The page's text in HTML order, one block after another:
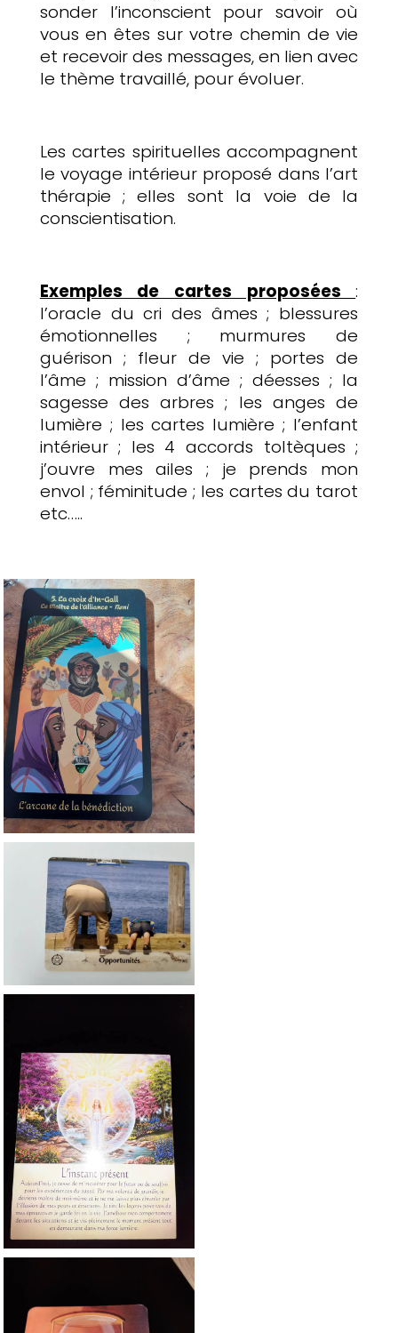
sonder l’inconscient pour savoir où
vous en êtes sur votre chemin de vie
et recevoir des messages, en lien avec
le thème travaillé, pour évoluer.
Les cartes spirituelles accompagnent
le voyage intérieur proposé dans l’art
thérapie ; elles sont la voie de la
conscientisation.
Exemples de cartes proposées:
l’oracle du cri des âmes ; blessures
émotionnelles ; murmures de
guérison ; fleur de vie ; portes de
l’âme ; mission d’âme ; déesses ; la
sagesse des arbres ; les anges de
lumière ; les cartes lumière ; l’enfant
intérieur ; les 4 accords toltèques ;
j’ouvre mes ailes ; je prends mon
envol ; féminitude ; les cartes du tarot
etc…..